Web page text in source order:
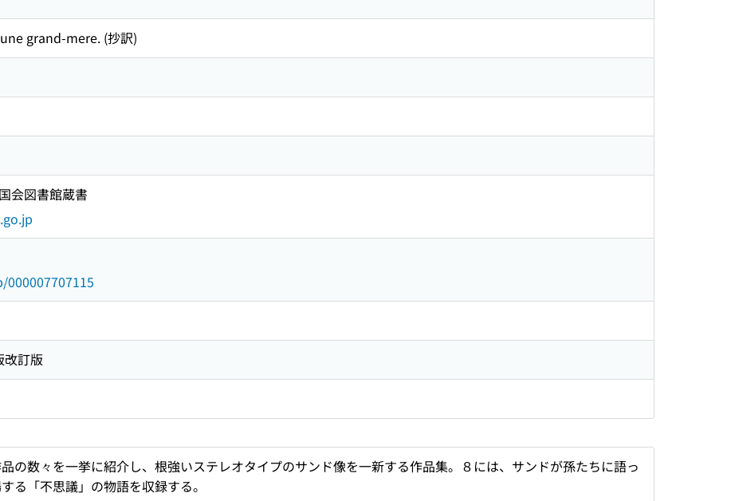
grand-mere. (抄訳)
会図書館蔵書
改訂版
の数々を一挙に紹介し、根強いステレオタイプのサンド像を一新する作品集。８には、サンドが孫たちに語っ
る「不思議」の物語を収録する。